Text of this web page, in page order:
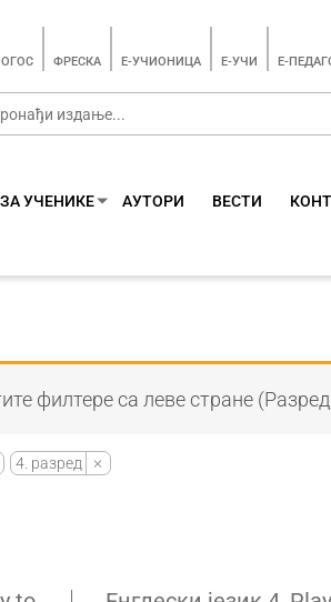
ФРЕСКА E-УЧИОНИЦА E-УЧИ Е-
ЗА УЧЕНИКЕ АУТОРИ ВЕСТИ
филтере са леве стране
4. разред